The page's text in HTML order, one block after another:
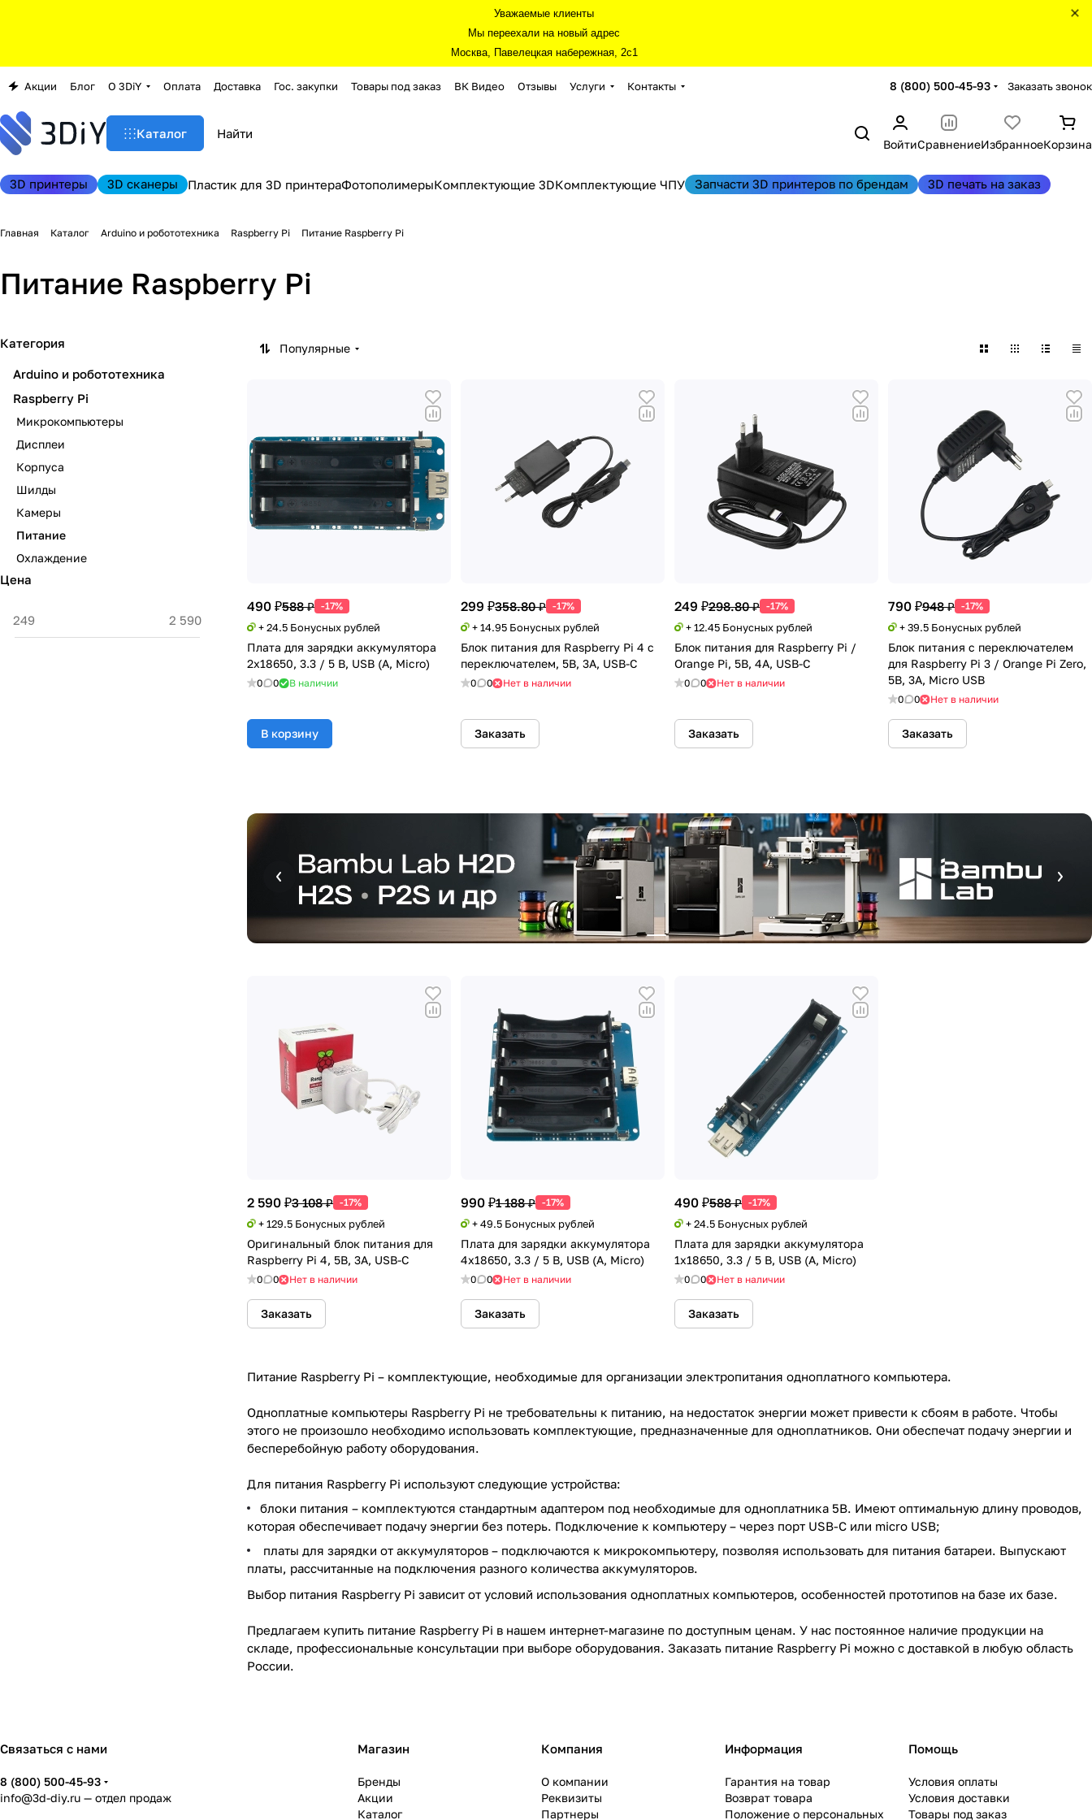
Уважаемые клиенты
Мы переехали на новый адрес
Москва, Павелецкая набережная, 2с1
Акции Блог О 3DiY Оплата Доставка Гос. закупки Товары под заказ ВК Видео Отзывы Услуги Контакты 8 (800) 500-45-93 Заказать звонок
Каталог
ВойтиСравнениеИзбранноеКорзина
3D принтеры 3D сканеры Пластик для 3D принтераФотополимерыКомплектующие 3DКомплектующие ЧПУ Запчасти 3D принтеров по брендам 3D печать на заказ
Главная Каталог Arduino и робототехника Raspberry Pi Питание Raspberry Pi
Питание Raspberry Pi
Популярные
490 ₽588 ₽ -17%
+ 24.5 Бонусных рублей
Плата для зарядки аккумулятора
2x18650, 3.3 / 5 В, USB (A, Micro)
0 0 В наличии
В корзину
299 ₽358.80 ₽ -17%
+ 14.95 Бонусных рублей
Блок питания для Raspberry Pi 4 с
переключателем, 5В, 3А, USB-C
0 0 Нет в наличии
Заказать
249 ₽298.80 ₽ -17%
+ 12.45 Бонусных рублей
Блок питания для Raspberry Pi /
Orange Pi, 5В, 4А, USB-C
0 0 Нет в наличии
Заказать
790 ₽948 ₽ -17%
+ 39.5 Бонусных рублей
Блок питания с переключателем
для Raspberry Pi 3 / Orange Pi Zero,
5В, 3А, Micro USB
0 0 Нет в наличии
Заказать
2 590 ₽3 108 ₽ -17%
+ 129.5 Бонусных рублей
Оригинальный блок питания для
Raspberry Pi 4, 5В, 3А, USB-C
0 0 Нет в наличии
Заказать
990 ₽1 188 ₽ -17%
+ 49.5 Бонусных рублей
Плата для зарядки аккумулятора
4x18650, 3.3 / 5 В, USB (A, Micro)
0 0 Нет в наличии
Заказать
490 ₽588 ₽ -17%
+ 24.5 Бонусных рублей
Плата для зарядки аккумулятора
1x18650, 3.3 / 5 В, USB (A, Micro)
0 0 Нет в наличии
Заказать
Питание Raspberry Pi – комплектующие, необходимые для организации электропитания одноплатного компьютера.
Одноплатные компьютеры Raspberry Pi не требовательны к питанию, на недостаток энергии может привести к сбоям в работе. Чтобы
этого не произошло необходимо использовать комплектующие, предназначенные для одноплатников. Они обеспечат подачу энергии и
бесперебойную работу оборудования.
Для питания Raspberry Pi используют следующие устройства:
блоки питания – комплектуются стандартным адаптером под необходимые для одноплатника 5В. Имеют оптимальную длину проводов,
которая обеспечивает подачу энергии без потерь. Подключение к компьютеру – через порт USB-C или micro USB;
платы для зарядки от аккумуляторов – подключаются к микрокомпьютеру, позволяя использовать для питания батареи. Выпускают
платы, рассчитанные на подключения разного количества аккумуляторов.
Выбор питания Raspberry Pi зависит от условий использования одноплатных компьютеров, особенностей прототипов на базе их базе.
Предлагаем купить питание Raspberry Pi в нашем интернет-магазине по доступным ценам. У нас постоянное наличие продукции на
складе, профессиональные консультации при выборе оборудования. Заказать питание Raspberry Pi можно с доставкой в любую область
России.
Категория
Arduino и робототехника
Raspberry Pi
Микрокомпьютеры
Дисплеи
Корпуса
Шилды
Камеры
Питание
Охлаждение
Цена
Связаться с нами
8 (800) 500-45-93
info@3d-diy.ru — отдел продаж
Магазин
Бренды
Акции
Каталог
Компания
О компании
Реквизиты
Партнеры
Информация
Гарантия на товар
Возврат товара
Положение о персональных
Помощь
Условия оплаты
Условия доставки
Товары под заказ